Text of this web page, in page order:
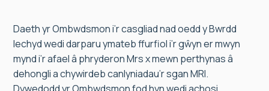
Daeth yr Ombwdsmon i’r casgliad nad oedd y Bwrdd
Iechyd wedi darparu ymateb ffurfiol i’r gŵyn er mwyn
mynd i’r afael â phryderon Mrs x mewn perthynas â
dehongli a chywirdeb canlyniadau’r sgan MRI.